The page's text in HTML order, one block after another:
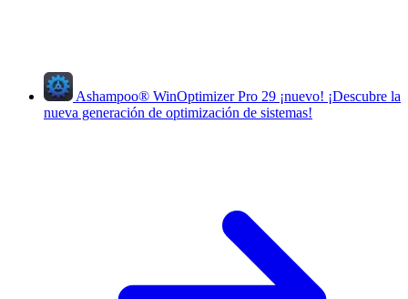
Ashampoo® WinOptimizer Pro 29 ¡nuevo! ¡Descubre la
nueva generación de optimización de sistemas!